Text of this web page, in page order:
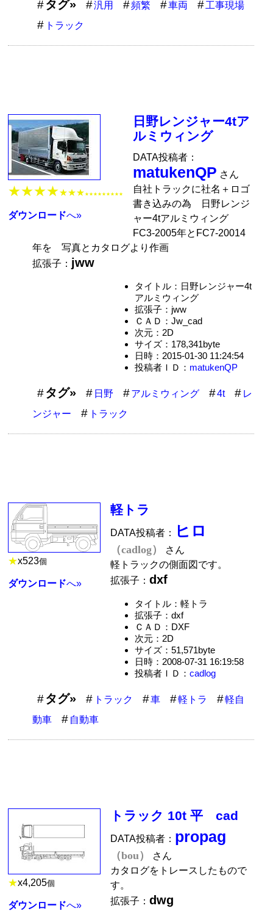
タグ» 汎用 頻繁 車両
工事現場
トラック
★★★★★★★ ★★★★★★★★★
ダウンロードへ»
日野レンジャー4tア
ルミウィング
DATA投稿者：
matukenQP さん
自社トラックに社名＋ロゴ
書き込みの為 日野レンジ
ャー4tアルミウィング
FC3-2005年とFC7-20014
年を 写真とカタログより作画
拡張子： jww
タイトル：日野レンジャー4t
アルミウィング
拡張子：jww
ＣＡＤ：Jw_cad
次元：2D
サイズ：178,341byte
日時：2015-01-30 11:24:54
投稿者ＩＤ： matukenQP
タグ» 日野 アルミウィング 4t
レ
ンジャー
トラック
★x523個
ダウンロードへ»
軽トラ
DATA投稿者： ヒロ
（cadlog）
さん
軽トラックの側面図です。
拡張子：dxf
タイトル：軽トラ
拡張子：dxf
ＣＡＤ：DXF
次元：2D
サイズ：51,571byte
日時：2008-07-31 16:19:58
投稿者ＩＤ： cadlog
タグ» トラック 車 軽トラ
軽自
動車
自動車
★x4,205個
ダウンロードへ»
トラック 10t 平 cad
DATA投稿者： propag
（bou）
さん
カタログをトレースしたもので
す。
拡張子：dwg